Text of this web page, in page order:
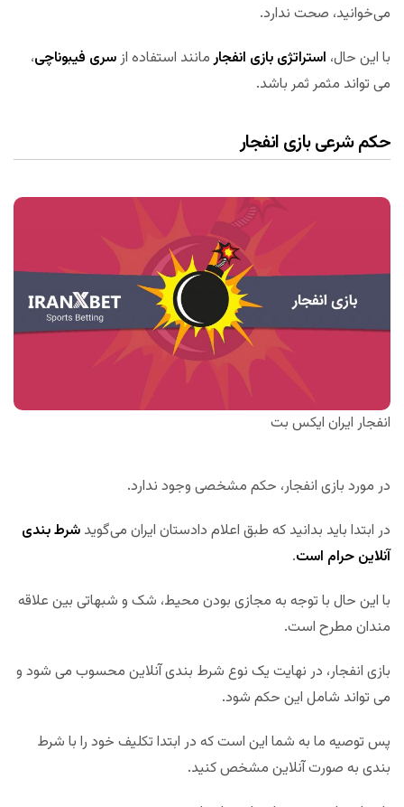
می‌خوانید، صحت ندارد.
با این حال، استراتژی بازی انفجارمانند استفاده از سری فیبوناچی،
می تواند مثمر ثمر باشد.
حکم شرعی بازی انفجار
انفجار ایران ایکس بت
در مورد بازی انفجار، حکم مشخصی وجود ندارد.
در ابتدا باید بدانید که طبق اعلام دادستان ایران می‌گوید شرط بندی
آنلاین حرام است.
با این حال با توجه به مجازی بودن محیط، شک و شبهاتی بین علاقه
مندان مطرح است.
بازی انفجار، در نهایت یک نوع شرط بندی آنلاین محسوب می شود و
می تواند شامل این حکم شود.
پس توصیه ما به شما این است که در ابتدا تکلیف خود را با شرط
بندی به صورت آنلاین مشخص کنید.